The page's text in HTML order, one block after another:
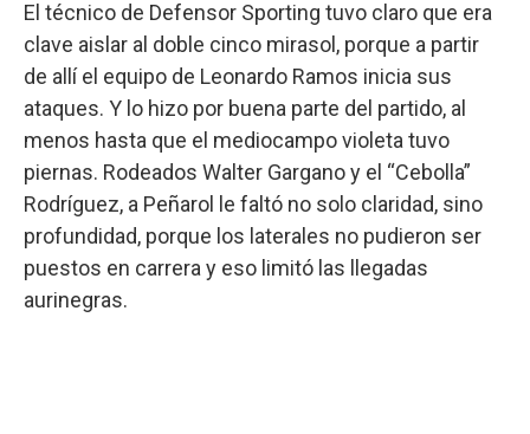
El técnico de Defensor Sporting tuvo claro que era
clave aislar al doble cinco mirasol, porque a partir
de allí el equipo de Leonardo Ramos inicia sus
ataques. Y lo hizo por buena parte del partido, al
menos hasta que el mediocampo violeta tuvo
piernas. Rodeados Walter Gargano y el “Cebolla”
Rodríguez, a Peñarol le faltó no solo claridad, sino
profundidad, porque los laterales no pudieron ser
puestos en carrera y eso limitó las llegadas
aurinegras.